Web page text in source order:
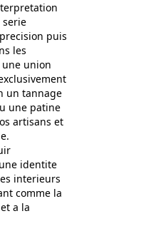
serie
puis
les
union
un tannage
une patine
artisans et
identite
interieurs
comme la
a la